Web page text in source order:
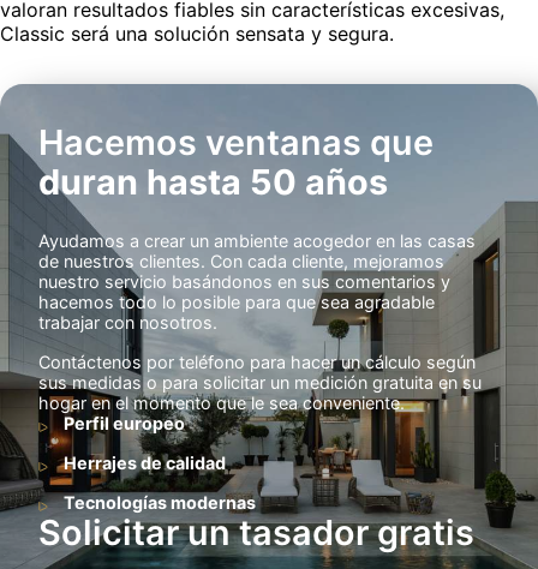
valoran resultados fiables sin características excesivas,
Classic será una solución sensata y segura.
Hacemos ventanas que
duran hasta 50 años
Ayudamos a crear un ambiente acogedor en las casas
de nuestros clientes. Con cada cliente, mejoramos
nuestro servicio basándonos en sus comentarios y
hacemos todo lo posible para que sea agradable
trabajar con nosotros.
Contáctenos por teléfono para hacer un cálculo según
sus medidas o para solicitar un medición gratuita en su
hogar en el momento que le sea conveniente.
Solicitar un tasador gratis
Perfil europeo
Herrajes de calidad
Tecnologías modernas